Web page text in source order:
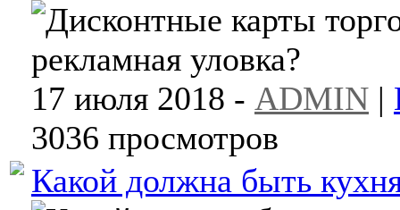
17 июля 2018 - ADMIN |
3036 просмотров
Какой должна быть